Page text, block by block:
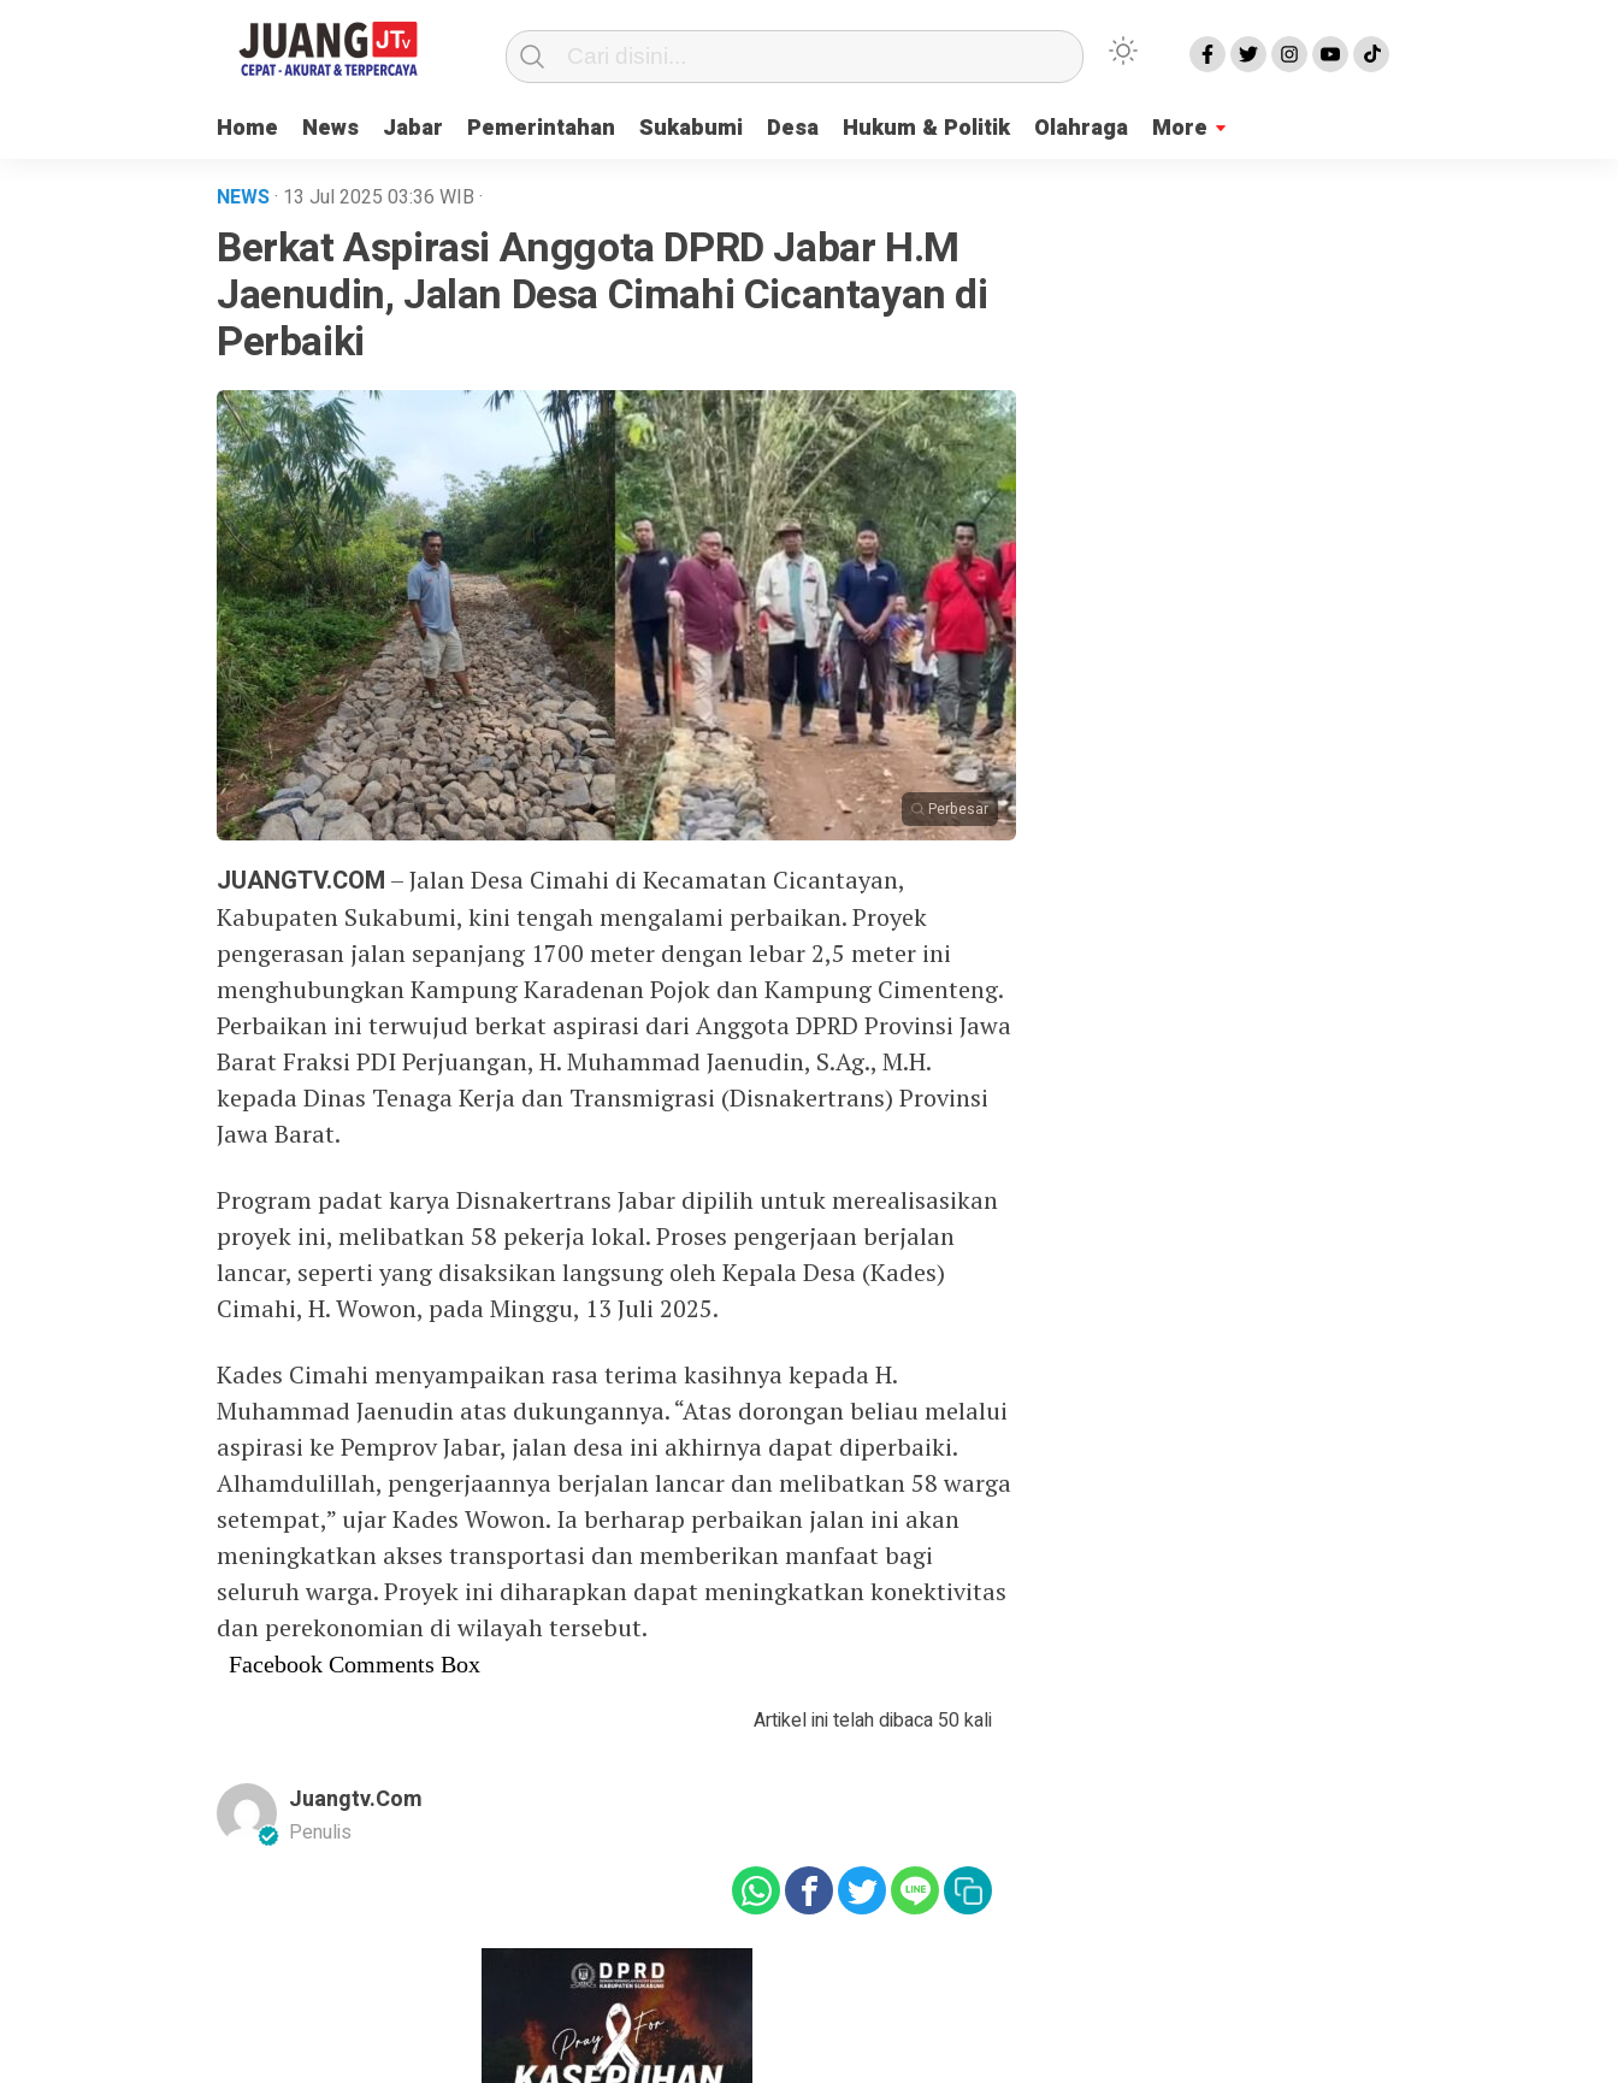
Home News Jabar Pemerintahan Sukabumi Desa Hukum & Politik Olahraga More
NEWS· 13 Jul 2025 03:36 WIB ·
Berkat Aspirasi Anggota DPRD Jabar H.M
Jaenudin, Jalan Desa Cimahi Cicantayan di
Perbaiki
Perbesar
JUANGTV.COM – Jalan Desa Cimahi di Kecamatan Cicantayan,
Kabupaten Sukabumi, kini tengah mengalami perbaikan. Proyek
pengerasan jalan sepanjang 1700 meter dengan lebar 2,5 meter ini
menghubungkan Kampung Karadenan Pojok dan Kampung Cimenteng.
Perbaikan ini terwujud berkat aspirasi dari Anggota DPRD Provinsi Jawa
Barat Fraksi PDI Perjuangan, H. Muhammad Jaenudin, S.Ag., M.H.
kepada Dinas Tenaga Kerja dan Transmigrasi (Disnakertrans) Provinsi
Jawa Barat.
Program padat karya Disnakertrans Jabar dipilih untuk merealisasikan
proyek ini, melibatkan 58 pekerja lokal. Proses pengerjaan berjalan
lancar, seperti yang disaksikan langsung oleh Kepala Desa (Kades)
Cimahi, H. Wowon, pada Minggu, 13 Juli 2025.
Kades Cimahi menyampaikan rasa terima kasihnya kepada H.
Muhammad Jaenudin atas dukungannya. “Atas dorongan beliau melalui
aspirasi ke Pemprov Jabar, jalan desa ini akhirnya dapat diperbaiki.
Alhamdulillah, pengerjaannya berjalan lancar dan melibatkan 58 warga
setempat,” ujar Kades Wowon. Ia berharap perbaikan jalan ini akan
meningkatkan akses transportasi dan memberikan manfaat bagi
seluruh warga. Proyek ini diharapkan dapat meningkatkan konektivitas
dan perekonomian di wilayah tersebut.
Facebook Comments Box
Artikel ini telah dibaca 50 kali
Juangtv.com
Penulis